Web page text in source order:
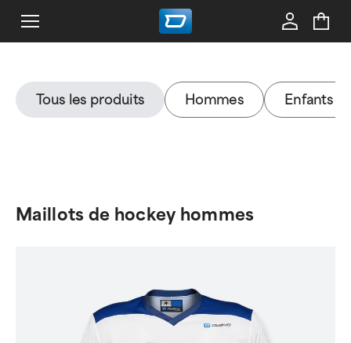
Tous les produits Hommes Enfants
Maillots de hockey hommes